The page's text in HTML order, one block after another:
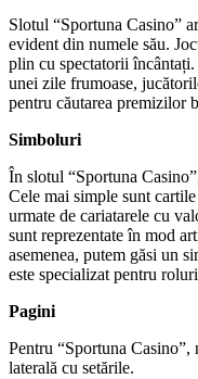
Slotul “Sportuna Casino”
evident din numele său.
plin cu spectatorii
unei zile frumoase,
pentru căutarea premizilor
Simboluri
În slotul “Sportuna
Cele mai simple sunt
urmate de cariatarele cu
sunt reprezentate în mod
asemenea, putem găsi un
este specializat pentru
Pagini
Pentru “Sportuna Casino”,
laterală cu setările.